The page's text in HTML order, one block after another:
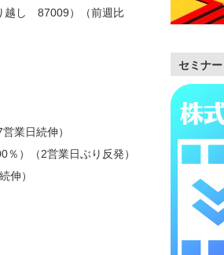
越し 87009）（前週比
業日続伸）
）（2営業日ぶり反発）
伸）
セミナ